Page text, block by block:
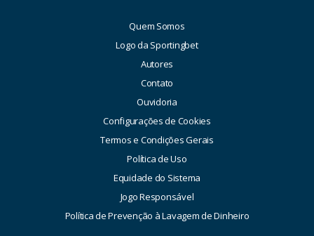
Quem Somos
Logo da Sportingbet
Autores
Contato
Ouvidoria
Configurações de Cookies
Termos e Condições Gerais
Política de Uso
Equidade do Sistema
Jogo Responsável
Política de Prevenção à Lavagem de Dinheiro